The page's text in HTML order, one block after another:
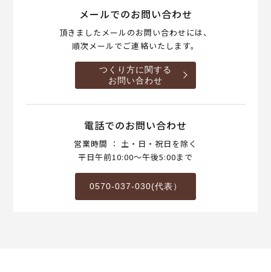
メールでのお問い合わせ
頂きましたメールのお問い合わせには、
順次メールでご連絡いたします。
つくり方に関する
お問い合わせ
電話でのお問い合わせ
営業時間 ： 土・日・祝日を除く
平日午前10:00～午後5:00まで
0570-037-030(代表）